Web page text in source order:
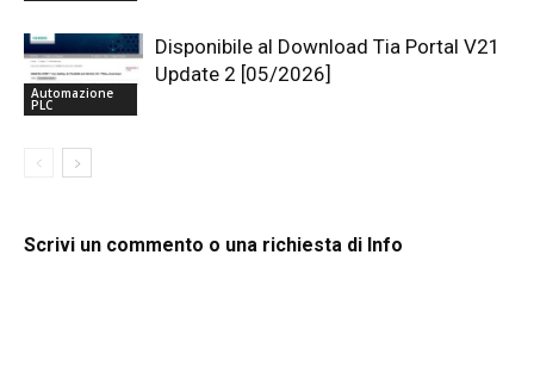
Automazione
PLC
Disponibile al Download Tia Portal V21
Update 2 [05/2026]
Scrivi un commento o una richiesta di Info